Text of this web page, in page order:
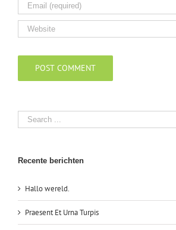
Recente berichten
Hallo wereld.
Praesent Et Urna Turpis